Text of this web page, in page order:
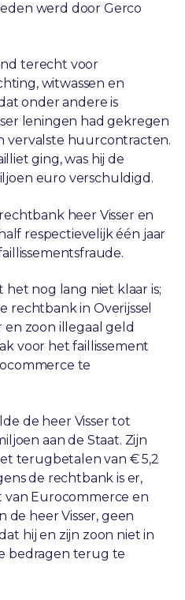
werd door Gerco
terecht voor
witwassen en
onder andere is
leningen had gekregen
vervalste huurcontracten.
ging, was hij de
euro verschuldigd.
heer Visser en
respectievelijk één jaar
het nog lang niet klaar is;
rechtbank in Overijssel
zoon illegaal geld
voor het faillissement
te
de heer Visser tot
aan de Staat. Zijn
terugbetalen van € 5,2
de rechtbank is er,
van Eurocommerce en
de heer Visser, geen
hij en zijn zoon niet in
bedragen terug te